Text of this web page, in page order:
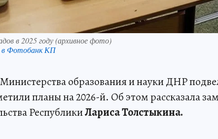
в 2025 году (архивное фото)
в Фотобанк КП
образования и науки ДНР
планы на 2026-й. Об этом рассказала
РеспубликиЛариса Толстыкина.